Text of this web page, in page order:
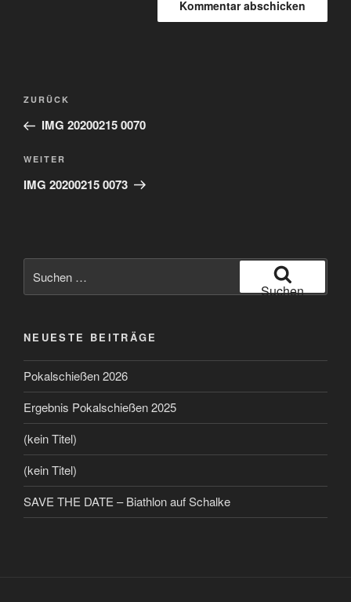
Beitragsnavigation
Vorheriger
Beitrag
ZURÜCK
IMG 20200215 0070
Nächster
Beitrag
WEITER
IMG 20200215 0073
nach:
Suchen
NEUESTE BEITRÄGE
Pokalschießen 2026
Ergebnis Pokalschießen 2025
(kein Titel)
(kein Titel)
SAVE THE DATE – Biathlon auf Schalke